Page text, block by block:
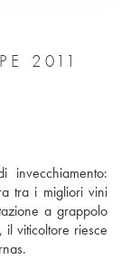
2011
invecchiamento:
tra i migliori vini
a grappolo
viticoltore riesce